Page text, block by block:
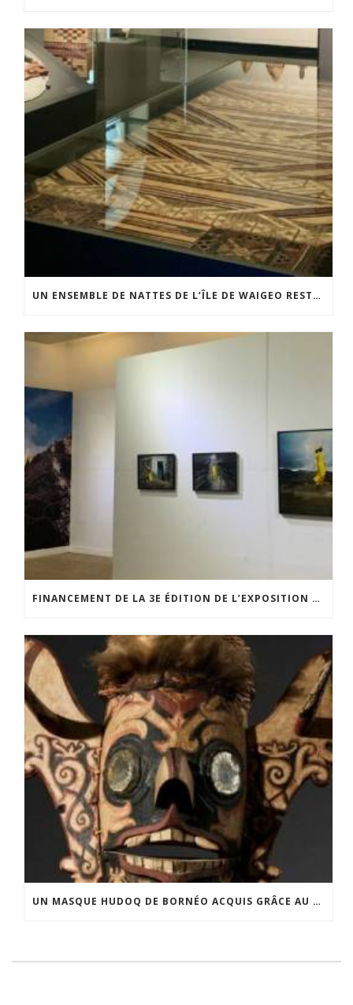
UN ENSEMBLE DE NATTES DE L’ÎLE DE WAIGEO RESTAURÉ GRÂCE AU SOUTIEN DU CERCLE LÉVI-STRAUSS
FINANCEMENT DE LA 3E ÉDITION DE L’EXPOSITION DU PRIX POUR LA PHOTOGRAPHIE PAR LE CERCLE POUR LA PHOTOGRAPHIE ET L’ART CONTEMPORAIN
UN MASQUE HUDOQ DE BORNÉO ACQUIS GRÂCE AU SOUTIEN DU CERCLE LÉVI-STRAUSS